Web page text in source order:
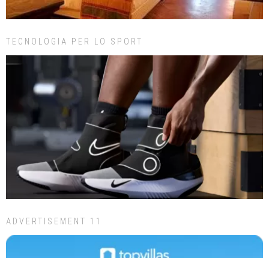
TECNOLOGIA PER LO SPORT
ADVERTISEMENT 11